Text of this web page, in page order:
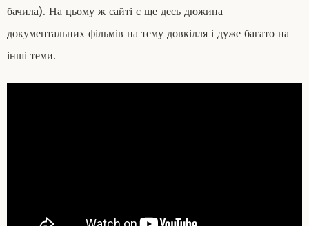
бачила). На цьому ж сайті є ще десь дюжина
документальних фільмів на тему довкілля і дуже багато на
інші теми.